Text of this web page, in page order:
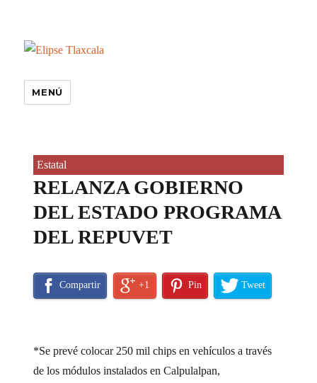
MENÚ
Estatal
RELANZA GOBIERNO
DEL ESTADO PROGRAMA
DEL REPUVET
Compartir +1 Pin Tweet
*Se prevé colocar 250 mil chips en vehículos a través
de los módulos instalados en Calpulalpan,